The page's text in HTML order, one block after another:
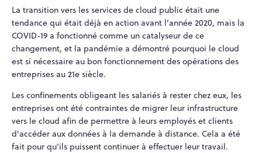
La transition vers les services de cloud public était une
tendance qui était déjà en action avant l’année 2020, mais la
COVID-19 a fonctionné comme un catalyseur de ce
changement, et la pandémie a démontré pourquoi le cloud
est si nécessaire au bon fonctionnement des opérations des
entreprises au 21e siècle.
Les confinements obligeant les salariés à rester chez eux, les
entreprises ont été contraintes de migrer leur infrastructure
vers le cloud afin de permettre à leurs employés et clients
d'accéder aux données à la demande à distance. Cela a été
fait pour qu'ils puissent continuer à effectuer leur travail.